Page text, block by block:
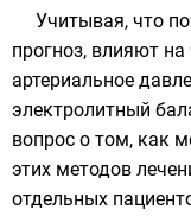
Учитывая, что
прогноз, влияют
артериальное
электролитный
вопрос о том, как
этих методов
отдельных